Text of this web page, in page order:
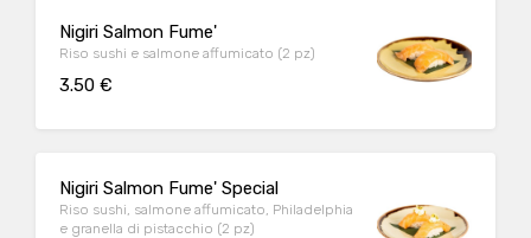
Nigiri Salmon Fume'
Riso sushi e salmone affumicato (2 pz)
3.50 €
Nigiri Salmon Fume' Special
Riso sushi, salmone affumicato, Philadelphia
e granella di pistacchio (2 pz)